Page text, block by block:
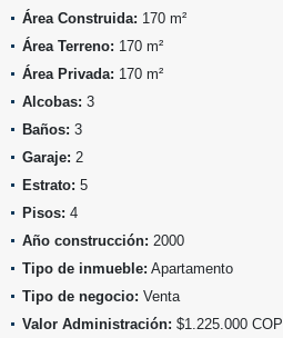
Área Construida: 170 m²
Área Terreno: 170 m²
Área Privada: 170 m²
Alcobas: 3
Baños: 3
Garaje: 2
Estrato: 5
Pisos: 4
Año construcción: 2000
Tipo de inmueble: Apartamento
Tipo de negocio: Venta
Valor Administración: $1.225.000 COP